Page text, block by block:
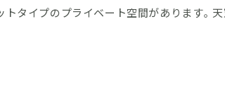
タイプのプライベート空間があります。